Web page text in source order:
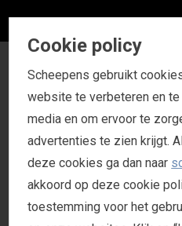
SAMEN
Wij zijn Scheepens.
die geloven in het
kennis. Daarom werken
je. Want samen maken
Cookie policy
Scheepens gebruikt
website te verbeteren en
media en om ervoor te
advertenties te zien krijgt.
deze cookies ga dan naar
akkoord op deze cookie
toestemming voor het